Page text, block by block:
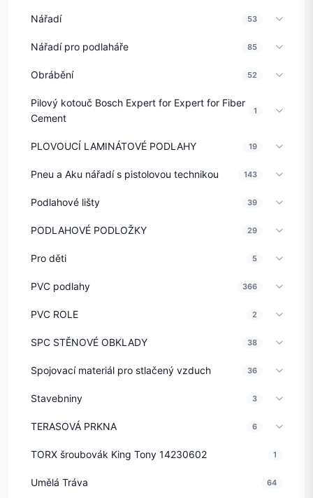
Nářadí 53
Nářadí pro podlaháře 85
Obrábění 52
Pilový kotouč Bosch Expert for Expert for Fiber
Cement
1
PLOVOUCÍ LAMINÁTOVÉ PODLAHY 19
Pneu a Aku nářadí s pistolovou technikou 143
Podlahové lišty 39
PODLAHOVÉ PODLOŽKY 29
Pro děti 5
PVC podlahy 366
PVC ROLE 2
SPC STĚNOVÉ OBKLADY 38
Spojovací materiál pro stlačený vzduch 36
Stavebniny 3
TERASOVÁ PRKNA 6
TORX šroubovák King Tony 14230602 1
Umělá Tráva 64